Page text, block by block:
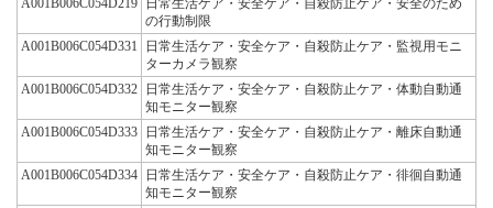
の行動制限
A001B006C054D331
日常生活ケア・安全ケア・自殺防止ケア・監視用モニ
ターカメラ観察
A001B006C054D332
日常生活ケア・安全ケア・自殺防止ケア・体動自動通
知モニター観察
A001B006C054D333
日常生活ケア・安全ケア・自殺防止ケア・離床自動通
知モニター観察
A001B006C054D334
日常生活ケア・安全ケア・自殺防止ケア・徘徊自動通
知モニター観察